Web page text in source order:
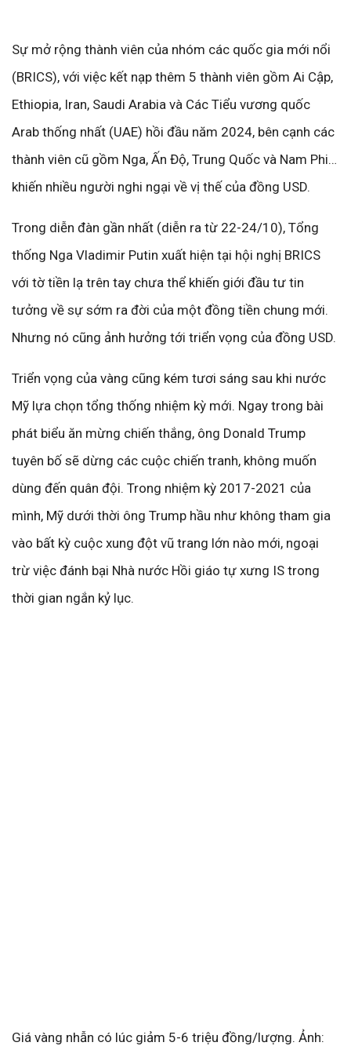
Sự mở rộng thành viên của nhóm các quốc gia mới nổi
(BRICS), với việc kết nạp thêm 5 thành viên gồm Ai Cập,
Ethiopia, Iran, Saudi Arabia và Các Tiểu vương quốc
Arab thống nhất (UAE) hồi đầu năm 2024, bên cạnh các
thành viên cũ gồm Nga, Ấn Độ, Trung Quốc và Nam Phi…
khiến nhiều người nghi ngại về vị thế của đồng USD.
Trong diễn đàn gần nhất (diễn ra từ 22-24/10), Tổng
thống Nga Vladimir Putin xuất hiện tại hội nghị BRICS
với tờ tiền lạ trên tay chưa thể khiến giới đầu tư tin
tưởng về sự sớm ra đời của một đồng tiền chung mới.
Nhưng nó cũng ảnh hưởng tới triển vọng của đồng USD.
Triển vọng của vàng cũng kém tươi sáng sau khi nước
Mỹ lựa chọn tổng thống nhiệm kỳ mới. Ngay trong bài
phát biểu ăn mừng chiến thắng, ông Donald Trump
tuyên bố sẽ dừng các cuộc chiến tranh, không muốn
dùng đến quân đội. Trong nhiệm kỳ 2017-2021 của
mình, Mỹ dưới thời ông Trump hầu như không tham gia
vào bất kỳ cuộc xung đột vũ trang lớn nào mới, ngoại
trừ việc đánh bại Nhà nước Hồi giáo tự xưng IS trong
thời gian ngắn kỷ lục.
Giá vàng nhẫn có lúc giảm 5-6 triệu đồng/lượng. Ảnh: